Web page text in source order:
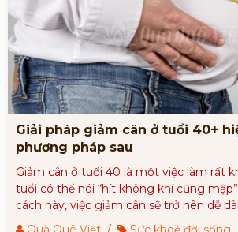
Giải pháp giảm cân ở tuổi 40+
phương pháp sau
​​​​​​​Giảm cân ở tuổi 40 là một việc làm rất
tuổi có thể nói “hít không khí cũng
cách này, việc giảm cân sẽ trở nên dễ